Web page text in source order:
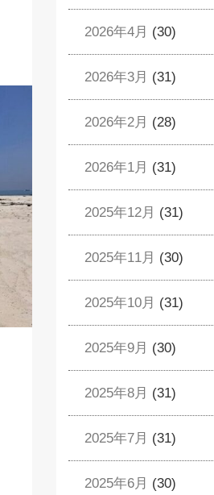
2026年4月 (30)
2026年3月 (31)
2026年2月 (28)
2026年1月 (31)
2025年12月 (31)
2025年11月 (30)
2025年10月 (31)
2025年9月 (30)
2025年8月 (31)
2025年7月 (31)
2025年6月 (30)